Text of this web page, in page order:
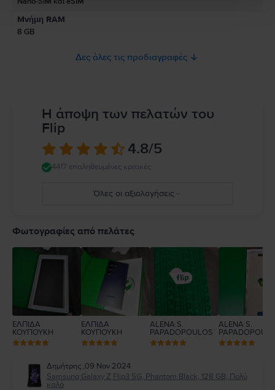
Μνήμη RAM
8 GB
Δες όλες τις προδιαγραφές
Η άποψη των πελατών του
Flip
4.8/5
4417 επαληθευμένες κριτικές
Όλες οι αξιολογήσεις
4
Φωτογραφίες από πελάτες
ΕΛΠΙΔΑ
ΚΟΥΠΟΥΚΗ
ΕΛΠΙΔΑ
ΚΟΥΠΟΥΚΗ
ALENA S.
PAPADOPOULOS
ALENA S.
Δημήτρης ,09 Nov 2024
Samsung Galaxy Z Flip3 5G, Phantom Black, 128 GB, Πολύ
καλό